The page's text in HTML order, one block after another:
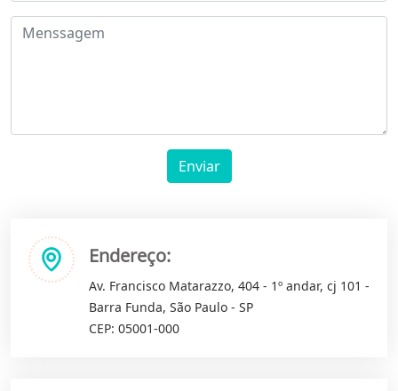
Enviar
Endereço:
Av. Francisco Matarazzo, 404 - 1º andar, cj 101 -
Barra Funda, São Paulo - SP
CEP: 05001-000